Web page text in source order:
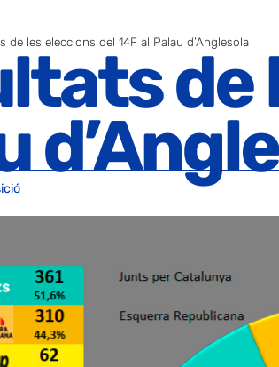
de les eleccions del 14F al Palau d’Anglesola
de